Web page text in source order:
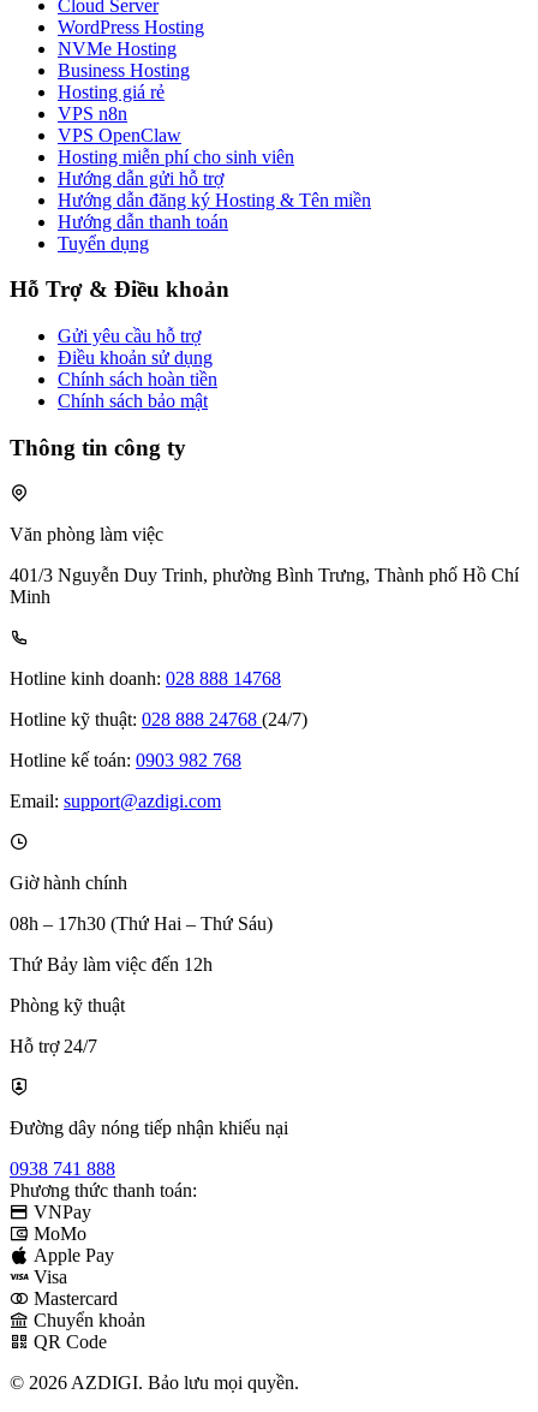
Cloud Server
WordPress Hosting
NVMe Hosting
Business Hosting
Hosting giá rẻ
VPS n8n
VPS OpenClaw
Hosting miễn phí cho sinh viên
Hướng dẫn gửi hỗ trợ
Hướng dẫn đăng ký Hosting & Tên miền
Hướng dẫn thanh toán
Tuyển dụng
Hỗ Trợ & Điều khoản
Gửi yêu cầu hỗ trợ
Điều khoản sử dụng
Chính sách hoàn tiền
Chính sách bảo mật
Thông tin công ty
Văn phòng làm việc
401/3 Nguyễn Duy Trinh, phường Bình Trưng, Thành phố Hồ Chí
Minh
Hotline kinh doanh: 028 888 14768
Hotline kỹ thuật: 028 888 24768 (24/7)
Hotline kế toán: 0903 982 768
Email: support@azdigi.com
Giờ hành chính
08h – 17h30 (Thứ Hai – Thứ Sáu)
Thứ Bảy làm việc đến 12h
Phòng kỹ thuật
Hỗ trợ 24/7
Đường dây nóng tiếp nhận khiếu nại
0938 741 888
Phương thức thanh toán:
VNPay
MoMo
Apple Pay
Visa
Mastercard
Chuyển khoản
QR Code
© 2026 AZDIGI. Bảo lưu mọi quyền.